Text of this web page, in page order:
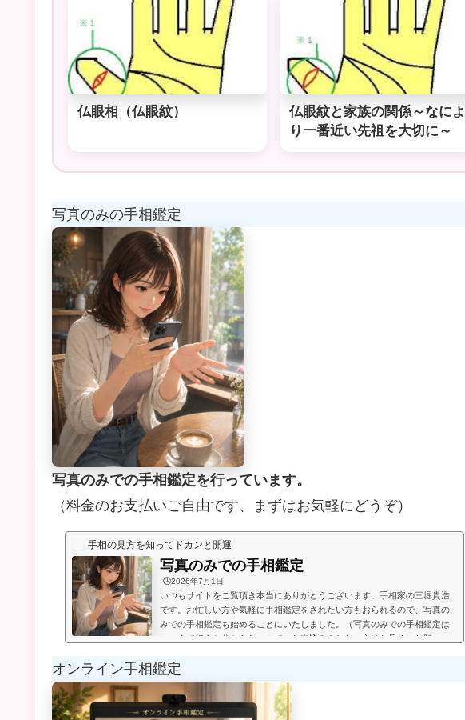
仏眼相（仏眼紋）
仏眼紋と家族の関係～なによ
り一番近い先祖を大切に～
写真のみの手相鑑定
写真のみでの手相鑑定を行っています。
（料金のお支払いご自由です、まずはお気軽にどうぞ）
手相の見方を知ってドカンと開運
写真のみでの手相鑑定
🕒️2026年7月1日
いつもサイトをご覧頂き本当にありがとうございます。手相家の三堀貴浩
です。お忙しい方や気軽に手相鑑定をされたい方もおられるので、写真の
みでの手相鑑定も始めることにいたしました。（写真のみでの手相鑑定は
いつまで行うか分からないので、お申込みされたい方はお早めにお願いい
メールにてお届けいたします。写真のみでの手相鑑定では決まった料金と
言うものは無く、お好きな金額を鑑定後にお支払い頂く形にします。（こ
のページの下部に、振込先が記載され...
オンライン手相鑑定